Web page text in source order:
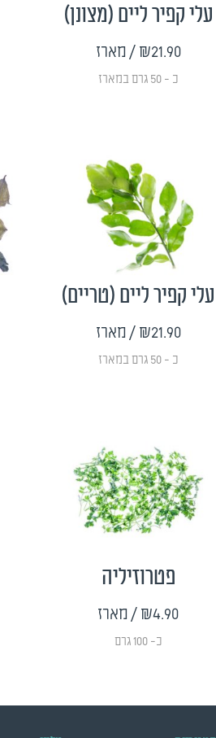
עלי קפיר ליים (מצונן)
₪21.90 / מארז
כ - 50 גרם במארז
עלי קפיר ליים (טריים)
₪21.90 / מארז
כ - 50 גרם במארז
פטרוזיליה
₪4.90/ מארז
כ- 100 גרם